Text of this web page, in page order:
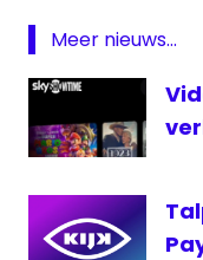
Glory
livestream
Glory
Videoland
Meer nieuws...